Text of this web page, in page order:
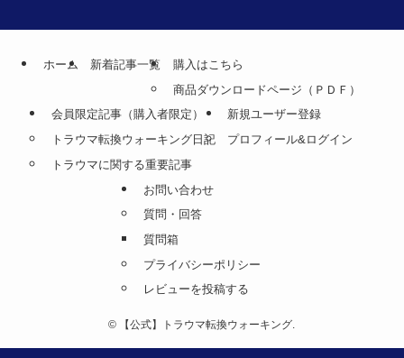
ホーム 新着記事一覧
購入はこちら
商品ダウンロードページ（ＰＤＦ）
会員限定記事（購入者限定）
トラウマ転換ウォーキング日記
トラウマに関する重要記事
新規ユーザー登録
プロフィール&ログイン
お問い合わせ
質問・回答
質問箱
プライバシーポリシー
レビューを投稿する
© 【公式】トラウマ転換ウォーキング.